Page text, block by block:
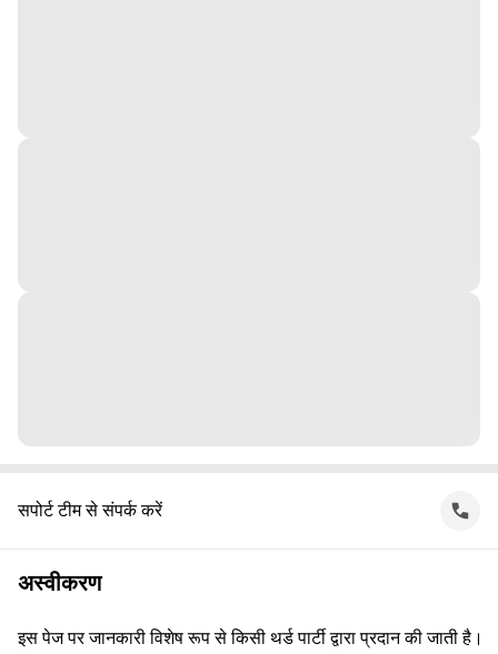
सपोर्ट टीम से संपर्क करें
अस्वीकरण
इस पेज पर जानकारी विशेष रूप से किसी थर्ड पार्टी द्वारा प्रदान की जाती है।